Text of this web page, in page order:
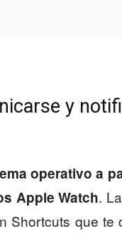
y
operativo a
Apple Watch. La
Shortcuts que te